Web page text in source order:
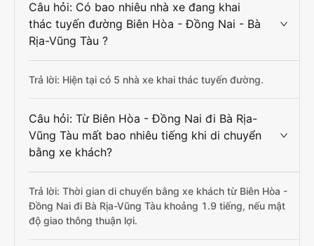
Câu hỏi: Có bao nhiêu nhà xe đang khai
thác tuyến đường Biên Hòa - Đồng Nai - Bà
Rịa-Vũng Tàu ?
Trả lời: Hiện tại có 5 nhà xe khai thác tuyến đường.
Câu hỏi: Từ Biên Hòa - Đồng Nai đi Bà Rịa-
Vũng Tàu mất bao nhiêu tiếng khi di chuyển
bằng xe khách?
Trả lời: Thời gian di chuyển bằng xe khách từ Biên Hòa -
Đồng Nai đi Bà Rịa-Vũng Tàu khoảng 1.9 tiếng, nếu mật
độ giao thông thuận lợi.